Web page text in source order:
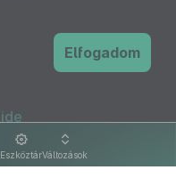
EszköztárVáltozások
ide
Elfogadom